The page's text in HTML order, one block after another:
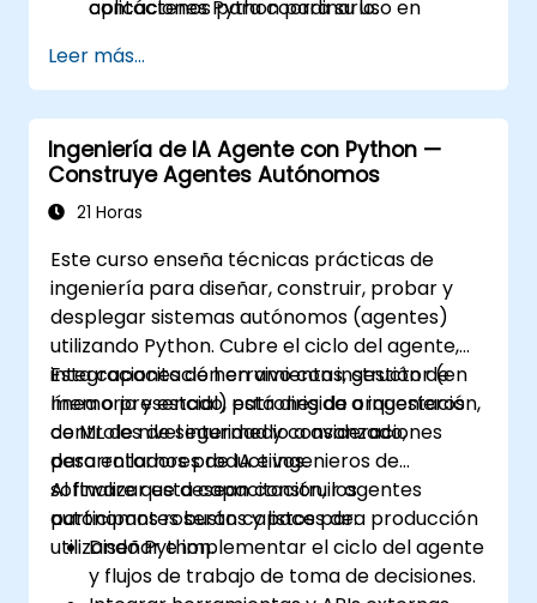
aplicaciones Python para su uso en
Empaquetar, distribuir e implementar
proyectos Python utilizando
herramientas modernas y contenedores.
contáctenos para coordinarlo.
Leer más...
Ingeniería de IA Agente con Python —
Construye Agentes Autónomos
21 Horas
Este curso enseña técnicas prácticas de
ingeniería para diseñar, construir, probar y
desplegar sistemas autónomos (agentes)
utilizando Python. Cubre el ciclo del agente,
integraciones de herramientas, gestión de
memoria y estado, patrones de orquestación,
controles de seguridad y consideraciones
para entornos productivos.
Esta capacitación en vivo con instructor (en
línea o presencial) está dirigida a ingenieros
de ML de nivel intermedio a avanzado,
desarrolladores de IA e ingenieros de
software que desean construir agentes
autónomos robustos y listos para producción
utilizando Python.
Al finalizar esta capacitación, los
participantes serán capaces de:
Diseñar e implementar el ciclo del agente
y flujos de trabajo de toma de decisiones.